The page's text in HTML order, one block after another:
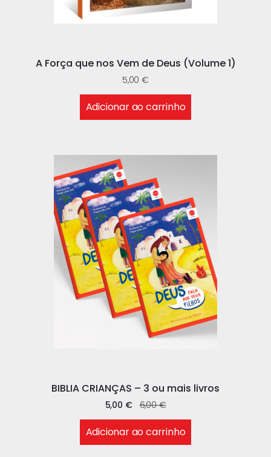
A Força que nos Vem de Deus (Volume 1)
5,00€
Adicionar ao carrinho
BIBLIA CRIANÇAS – 3 ou mais livros
6,00€
5,00 €
Adicionar ao carrinho